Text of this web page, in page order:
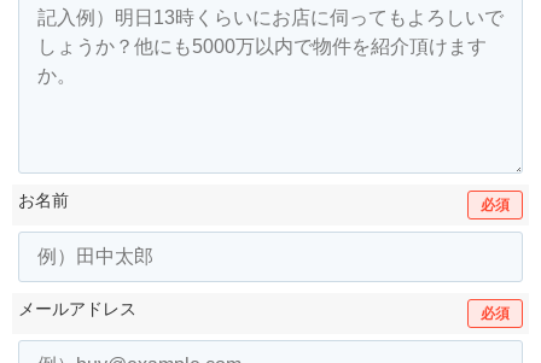
お名前 必須
メールアドレス 必須